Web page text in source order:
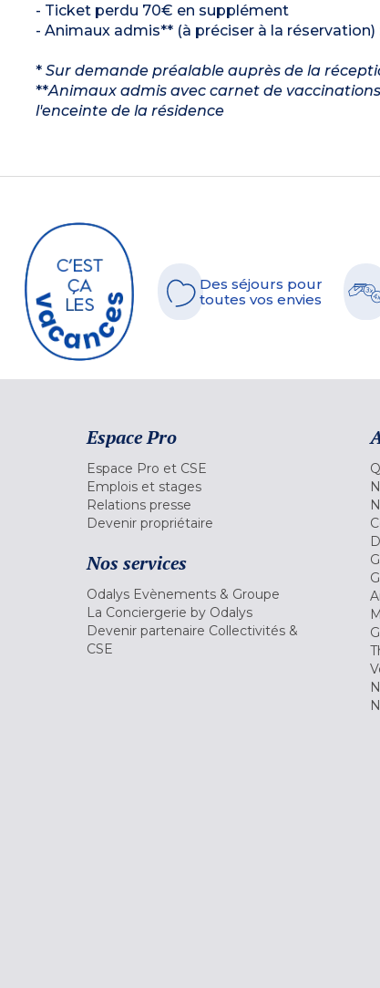
- Ticket perdu 70€ en supplément
- Animaux admis** (à préciser à la
* Sur demande préalable auprès de la
**Animaux admis avec carnet de
l'enceinte de la résidence
Des séjours pour
toutes vos envies
Espace Pro
Espace Pro et CSE
Emplois et stages
Relations presse
Devenir propriétaire
Nos services
Odalys Evènements & Groupe
La Conciergerie by Odalys
Devenir partenaire Collectivités &
CSE